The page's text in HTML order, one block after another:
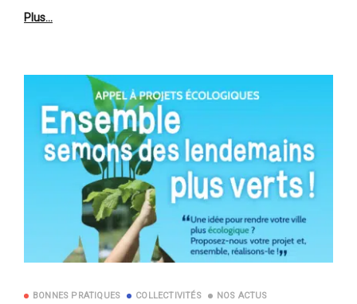
Plus…
BONNES PRATIQUES COLLECTIVITÉS NOS ACTUS